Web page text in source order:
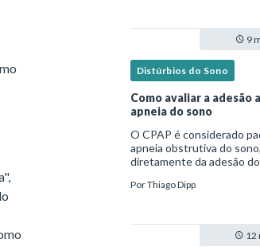
9
Distúrbios do Sono
Como avaliar a adesão
apneia do sono
O CPAP é considerado
apneia obstrutiva do
diretamente da adesão
realidade frequente.
PorThiago Dipp
12